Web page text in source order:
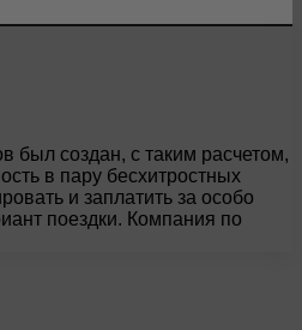
был создан, с таким расчетом,
в пару бесхитростных
и заплатить за особо
поездки. Компания по